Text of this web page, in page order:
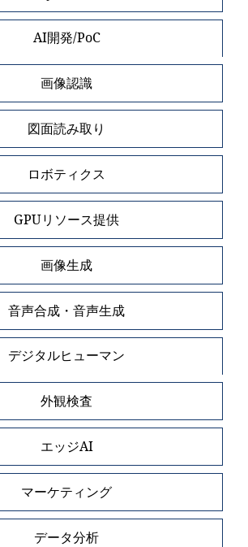
AI開発/PoC
画像認識
図面読み取り
ロボティクス
GPUリソース提供
画像生成
音声合成・音声生成
デジタルヒューマン
外観検査
エッジAI
マーケティング
データ分析